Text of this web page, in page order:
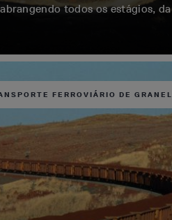
todos os estágios, da
FERROVIÁRIO DE GRANEL